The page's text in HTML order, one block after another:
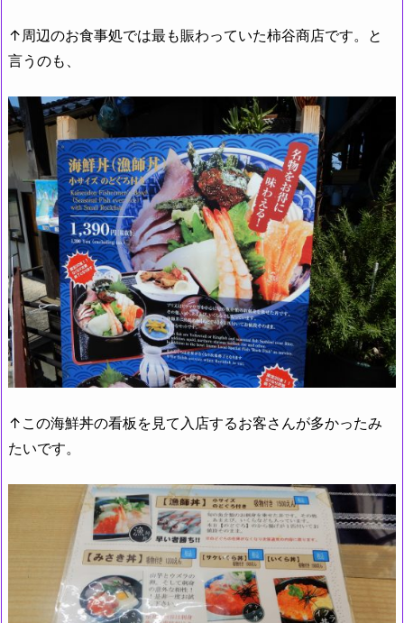
↑周辺のお食事処では最も賑わっていた柿谷商店です。と
言うのも、
↑この海鮮丼の看板を見て入店するお客さんが多かったみ
たいです。